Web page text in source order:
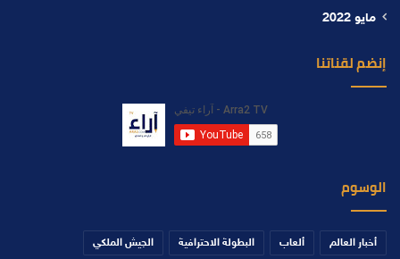
مايو 2022
إنضم لقناتنا
الوسوم
أخبار العالم ألعاب البطولة الاحترافية الجيش الملكي